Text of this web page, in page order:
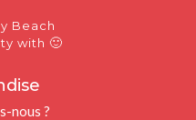
Beach
with 🙂
nous ?